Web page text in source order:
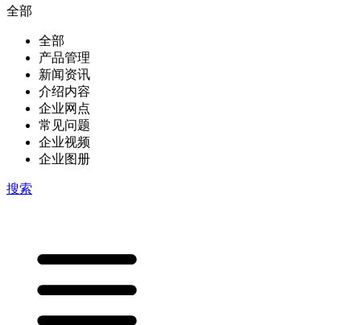
全部
全部
产品管理
新闻资讯
介绍内容
企业网点
常见问题
企业视频
企业图册
搜索